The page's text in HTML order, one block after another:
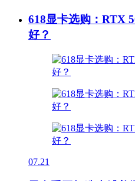
618显卡选购：RTX
好？
07.21